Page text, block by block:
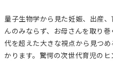
量子生物学から見た妊娠、出産
んのみならず、お母さんを取り
代を超えた大きな視点から見つ
かります。驚愕の次世代育児の